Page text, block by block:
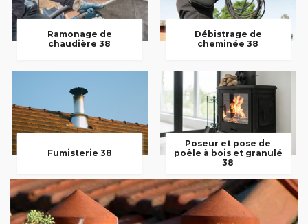
Ramonage de
chaudière 38
Débistrage de
cheminée 38
Fumisterie 38
Poseur et pose de
poêle à bois et granulé
38